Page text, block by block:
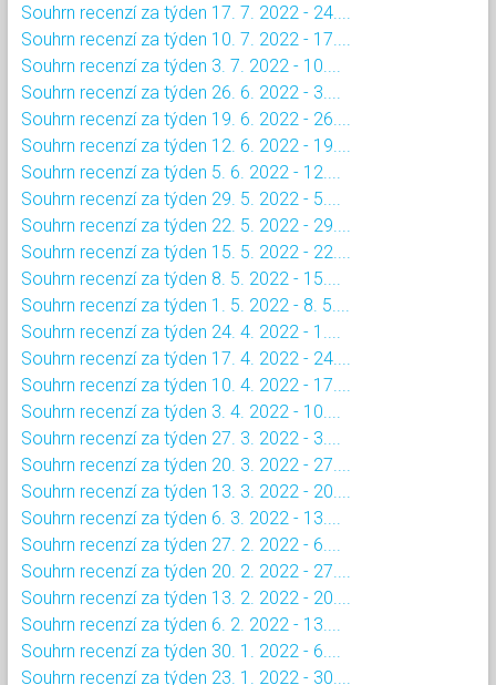
Souhrn recenzí za týden 17. 7. 2022 - 24....
Souhrn recenzí za týden 10. 7. 2022 - 17....
Souhrn recenzí za týden 3. 7. 2022 - 10....
Souhrn recenzí za týden 26. 6. 2022 - 3....
Souhrn recenzí za týden 19. 6. 2022 - 26....
Souhrn recenzí za týden 12. 6. 2022 - 19....
Souhrn recenzí za týden 5. 6. 2022 - 12....
Souhrn recenzí za týden 29. 5. 2022 - 5....
Souhrn recenzí za týden 22. 5. 2022 - 29....
Souhrn recenzí za týden 15. 5. 2022 - 22....
Souhrn recenzí za týden 8. 5. 2022 - 15....
Souhrn recenzí za týden 1. 5. 2022 - 8. 5....
Souhrn recenzí za týden 24. 4. 2022 - 1....
Souhrn recenzí za týden 17. 4. 2022 - 24....
Souhrn recenzí za týden 10. 4. 2022 - 17....
Souhrn recenzí za týden 3. 4. 2022 - 10....
Souhrn recenzí za týden 27. 3. 2022 - 3....
Souhrn recenzí za týden 20. 3. 2022 - 27....
Souhrn recenzí za týden 13. 3. 2022 - 20....
Souhrn recenzí za týden 6. 3. 2022 - 13....
Souhrn recenzí za týden 27. 2. 2022 - 6....
Souhrn recenzí za týden 20. 2. 2022 - 27....
Souhrn recenzí za týden 13. 2. 2022 - 20....
Souhrn recenzí za týden 6. 2. 2022 - 13....
Souhrn recenzí za týden 30. 1. 2022 - 6....
Souhrn recenzí za týden 23. 1. 2022 - 30....